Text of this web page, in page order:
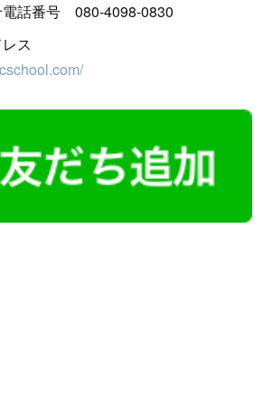
電話番号 080-4098-0830
レス